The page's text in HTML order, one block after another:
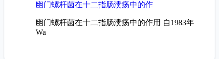
幽门螺杆菌在十二指肠溃疡中的作
幽门螺杆菌在十二指肠溃疡中的作用 自1983年
Wa